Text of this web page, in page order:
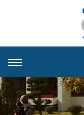
About KIAS
People